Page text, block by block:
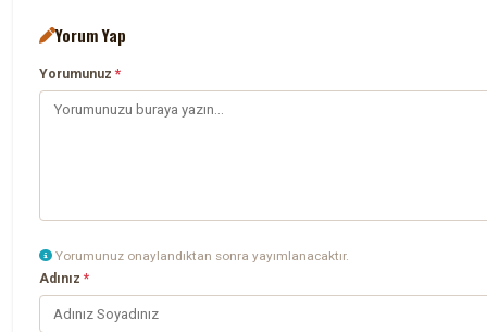
Yorum Yap
Yorumunuz*
Yorumunuz onaylandıktan sonra yayımlanacaktır.
Adınız*